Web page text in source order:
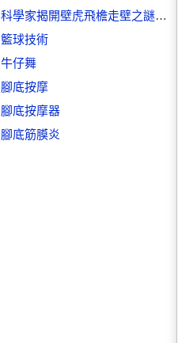
科學家揭開壁虎飛檐走壁之謎腳掌並非有吸盤
籃球技術
牛仔舞
腳底按摩
腳底按摩器
腳底筋膜炎